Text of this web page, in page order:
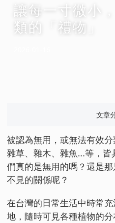
讓每一寸微小
類的「禮物」
文章
被認為無用，或無法有效
雜草、雜木、雜魚...等，
們真的是無用的嗎？還是
不見的關係呢？
在台灣的日常生活中時常
地，隨時可見各種植物的